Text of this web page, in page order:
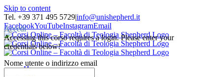
Skip to content
Tel. +39 371 495 5729|info@unishepherd.it
FacebookYouTubeInstagramEmail
Home
Accedi
Accessing this corso requires a login. Please enter your
credentials below!
Nome utente o indirizzo email